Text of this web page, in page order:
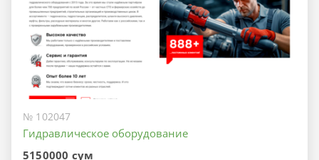
№ 102047
Гидравлическое оборудование
5150000 сум